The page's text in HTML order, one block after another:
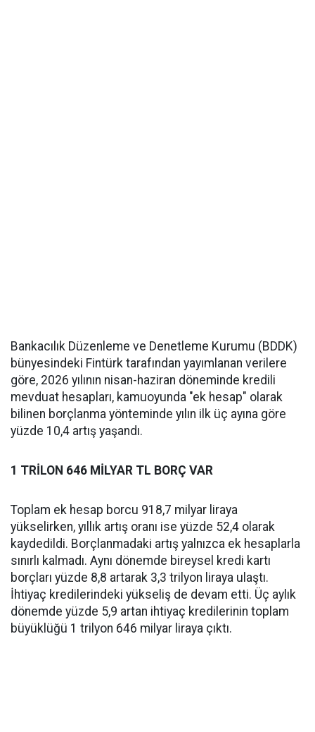
Bankacılık Düzenleme ve Denetleme Kurumu (BDDK)
bünyesindeki Fintürk tarafından yayımlanan verilere
göre, 2026 yılının nisan-haziran döneminde kredili
mevduat hesapları, kamuoyunda "ek hesap" olarak
bilinen borçlanma yönteminde yılın ilk üç ayına göre
yüzde 10,4 artış yaşandı.
1 TRİLON 646 MİLYAR TL BORÇ VAR
Toplam ek hesap borcu 918,7 milyar liraya
yükselirken, yıllık artış oranı ise yüzde 52,4 olarak
kaydedildi. Borçlanmadaki artış yalnızca ek hesaplarla
sınırlı kalmadı. Aynı dönemde bireysel kredi kartı
borçları yüzde 8,8 artarak 3,3 trilyon liraya ulaştı.
İhtiyaç kredilerindeki yükseliş de devam etti. Üç aylık
dönemde yüzde 5,9 artan ihtiyaç kredilerinin toplam
büyüklüğü 1 trilyon 646 milyar liraya çıktı.